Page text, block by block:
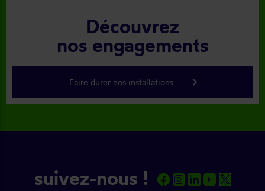
Découvrez
nos engagements
Faire durer nos installations keyboard_arrow_right
suivez-nous !